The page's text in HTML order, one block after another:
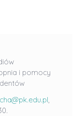
i pomocy
,